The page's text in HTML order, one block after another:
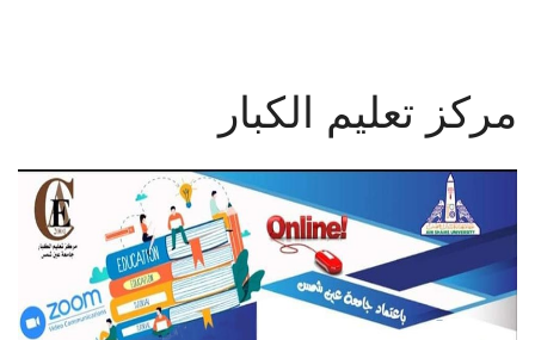
الأنظمة الذكية
الإعلام
تواصل معنا
مركز تعليم الكبار